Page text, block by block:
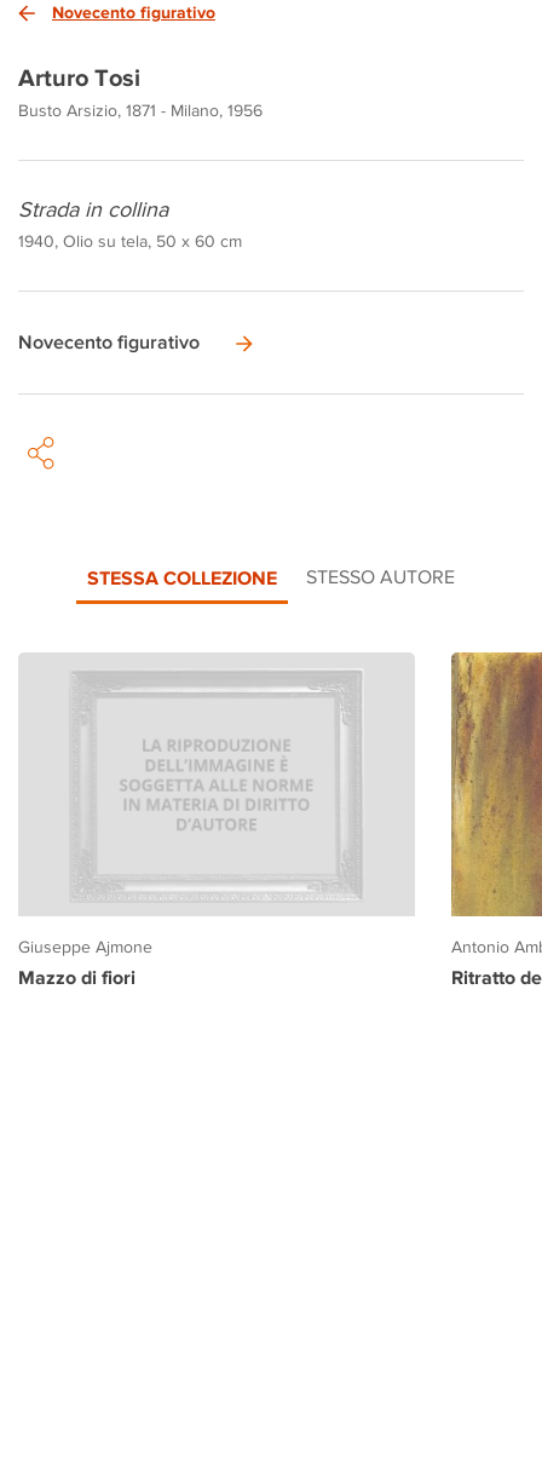
Novecento figurativo
Arturo Tosi
Busto Arsizio, 1871 - Milano, 1956
Strada in collina
1940, Olio su tela, 50 x 60 cm
Novecento figurativo
STESSA COLLEZIONE STESSO AUTORE
Giuseppe Ajmone
Mazzo di fiori
Antonio
Ritratto